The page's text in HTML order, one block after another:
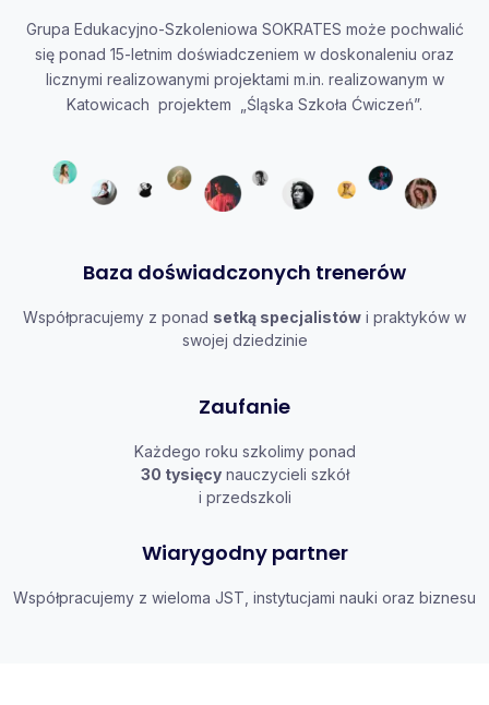
Grupa Edukacyjno-Szkoleniowa SOKRATES może pochwalić
się ponad 15-letnim doświadczeniem w doskonaleniu oraz
licznymi realizowanymi projektami m.in. realizowanym w
Katowicach projektem „Śląska Szkoła Ćwiczeń”.
Baza doświadczonych trenerów
Współpracujemy z ponad setką specjalistów i praktyków w
swojej dziedzinie
Zaufanie
Każdego roku szkolimy ponad
30 tysięcynauczycieli szkół
i przedszkoli
Wiarygodny partner
Współpracujemy z wieloma JST, instytucjami nauki oraz biznesu